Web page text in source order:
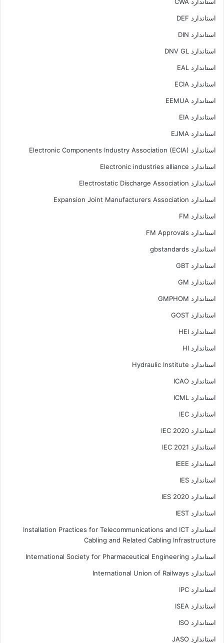
استاندارد DEF
استاندارد DIN
استاندارد DNV GL
استاندارد EAL
استاندارد ECIA
استاندارد EEMUA
استاندارد EIA
استاندارد EJMA
استاندارد Electronic Components Industry Association (ECIA)
استاندارد Electronic industries alliance
استاندارد Electrostatic Discharge Association
استاندارد Expansion Joint Manufacturers Association
استاندارد FM
استاندارد FM Approvals
استاندارد gbstandards
استاندارد GBT
استاندارد GM
استاندارد GMPHOM
استاندارد GOST
استاندارد HEI
استاندارد HI
استاندارد Hydraulic Institute
استاندارد ICAO
استاندارد ICML
استاندارد IEC
استاندارد IEC 2020
استاندارد IEC 2021
استاندارد IEEE
استاندارد IES
استاندارد IES 2020
استاندارد IEST
استاندارد Installation Practices for Telecommunications and ICT
Cabling and Related Cabling Infrastructure
استاندارد International Society for Pharmaceutical Engineering
استاندارد International Union of Railways
استاندارد IPC
استاندارد ISEA
استاندارد ISO
استاندارد JASO